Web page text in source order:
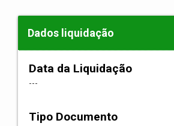
Dados liquidação
Data da Liquidação
---
Tipo Documento